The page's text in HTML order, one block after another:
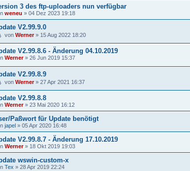
3 des ftp-uploaders nun verfügbar
weneu » 04 Dez 2023 19:18
V2.99.9.0
von Werner» 15 Aug 2022 18:20
V2.99.8.6 - Änderung 04.10.2019
Werner» 26 Jun 2019 15:37
V2.99.8.9
von Werner» 27 Apr 2021 16:37
V2.99.8.8
Werner» 23 Mai 2020 16:12
Paßwort für Update benötigt
japel » 05 Apr 2020 16:48
V2.99.8.7 - Änderung 17.10.2019
Werner» 18 Okt 2019 19:03
wswin-custom-x
Tex » 28 Apr 2019 22:24